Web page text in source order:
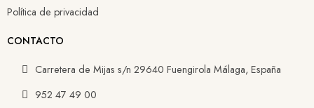
Política de privacidad
CONTACTO
Carretera de Mijas s/n 29640 Fuengirola Málaga, España
952 47 49 00